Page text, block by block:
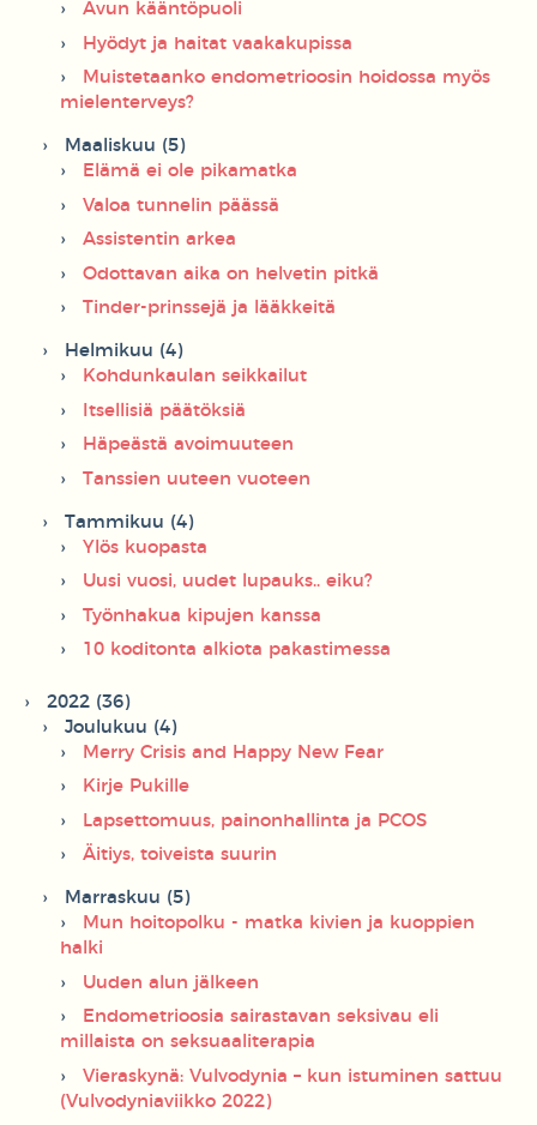
Avun kääntöpuoli
Hyödyt ja haitat vaakakupissa
Muistetaanko endometrioosin hoidossa myös
mielenterveys?
Maaliskuu (5)
Elämä ei ole pikamatka
Valoa tunnelin päässä
Assistentin arkea
Odottavan aika on helvetin pitkä
Tinder-prinssejä ja lääkkeitä
Helmikuu (4)
Kohdunkaulan seikkailut
Itsellisiä päätöksiä
Häpeästä avoimuuteen
Tanssien uuteen vuoteen
Tammikuu (4)
Ylös kuopasta
Uusi vuosi, uudet lupauks.. eiku?
Työnhakua kipujen kanssa
10 koditonta alkiota pakastimessa
2022 (36)
Joulukuu (4)
Merry Crisis and Happy New Fear
Kirje Pukille
Lapsettomuus, painonhallinta ja PCOS
Äitiys, toiveista suurin
Marraskuu (5)
Mun hoitopolku - matka kivien ja kuoppien
halki
Uuden alun jälkeen
Endometrioosia sairastavan seksivau eli
millaista on seksuaaliterapia
Vieraskynä: Vulvodynia – kun istuminen sattuu
(Vulvodyniaviikko 2022)